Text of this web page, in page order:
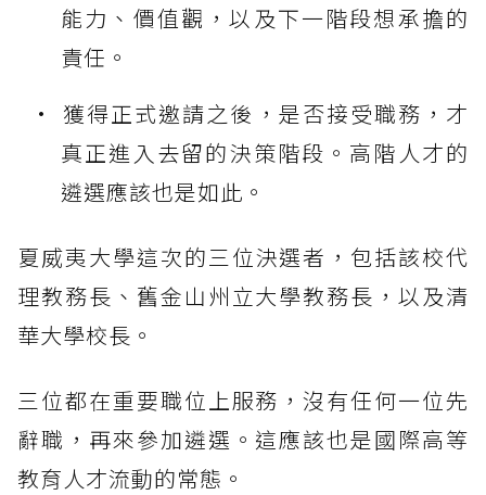
能力、價值觀，以及下一階段想承擔的
責任。
獲得正式邀請之後，是否接受職務，才
真正進入去留的決策階段。高階人才的
遴選應該也是如此。
夏威夷大學這次的三位決選者，包括該校代
理教務長、舊金山州立大學教務長，以及清
華大學校長。
三位都在重要職位上服務，沒有任何一位先
辭職，再來參加遴選。這應該也是國際高等
教育人才流動的常態。